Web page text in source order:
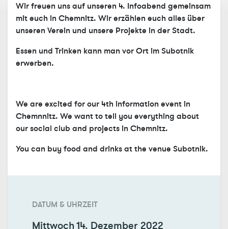
Wir freuen uns auf unseren 4. Infoabend gemeinsam
mit euch in Chemnitz. Wir erzählen euch alles über
unseren Verein und unsere Projekte in der Stadt.
Essen und Trinken kann man vor Ort im Subotnik
erwerben.
We are excited for our 4th information event in
Chemnnitz. We want to tell you everything about
our social club and projects in Chemnitz.
You can buy food and drinks at the venue Subotnik.
DATUM & UHRZEIT
Mittwoch14. Dezember 2022